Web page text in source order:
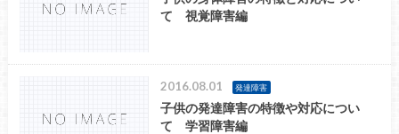
て 視覚障害編
2016.08.01 発達障害
子供の発達障害の特徴や対応につい
て 学習障害編